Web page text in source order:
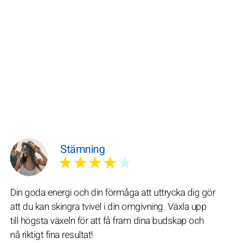
Stämning
★★★★★
Din goda energi och din förmåga att uttrycka dig gör
att du kan skingra tvivel i din omgivning. Växla upp
till högsta växeln för att få fram dina budskap och
nå riktigt fina resultat!